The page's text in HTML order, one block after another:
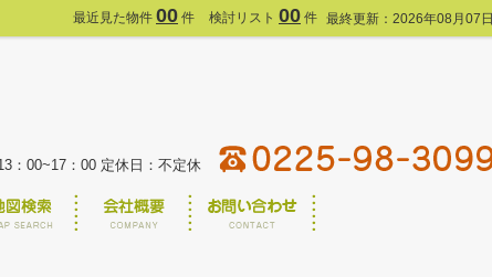
最近見た物件 00 件 検討リスト 00 件 最終更新：2026年08月07日
：00~17：00 定休日：不定休